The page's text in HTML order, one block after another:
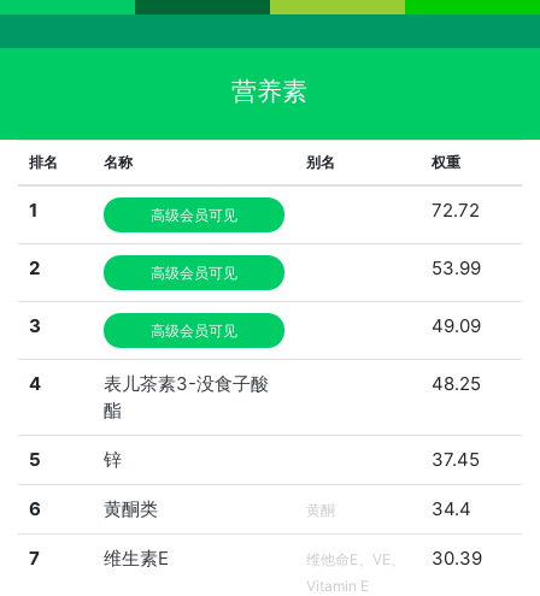
营养素
排名 名称 别名 权重
1 高级会员可见 72.72
2 高级会员可见 53.99
3 高级会员可见 49.09
4
表儿茶素3-没食子酸
酯
48.25
5 锌 37.45
6 黄酮类 黄酮 34.4
7 维生素E
维他命E、VE、
Vitamin E
30.39